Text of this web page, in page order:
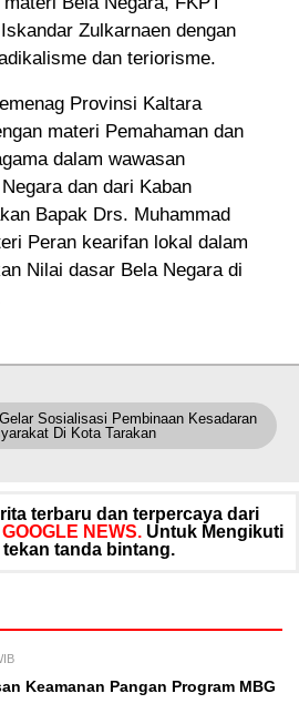
Zulkarnaen dengan
dan teriorisme.
Provinsi Kaltara
materi Pemahaman dan
dalam wawasan
dan dari Kaban
Bapak Drs. Muhammad
Peran kearifan lokal dalam
Nilai dasar Bela Negara di
Sosialisasi Pembinaan Kesadaran
Di Kota Tarakan
terbaru dan terpercaya dari
GOOGLE NEWS. Untuk Mengikuti
tanda bintang.
Keamanan Pangan Program MBG